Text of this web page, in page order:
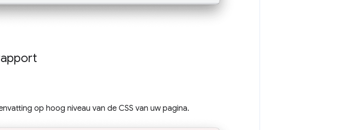
op hoog niveau van de CSS van uw pagina.